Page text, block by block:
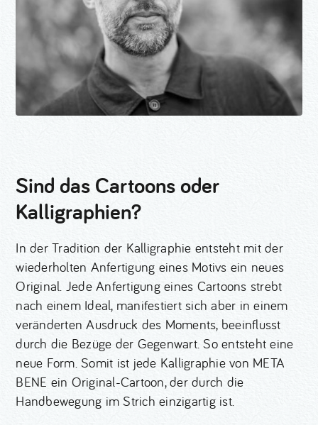
Sind das Cartoons oder
Kalligraphien?
In der Tradition der Kalligraphie entsteht mit der
wiederholten Anfertigung eines Motivs ein neues
Original. Jede Anfertigung eines Cartoons strebt
nach einem Ideal, manifestiert sich aber in einem
veränderten Ausdruck des Moments, beeinflusst
durch die Bezüge der Gegenwart. So entsteht eine
neue Form. Somit ist jede Kalligraphie von META
BENE ein Original-Cartoon, der durch die
Handbewegung im Strich einzigartig ist.